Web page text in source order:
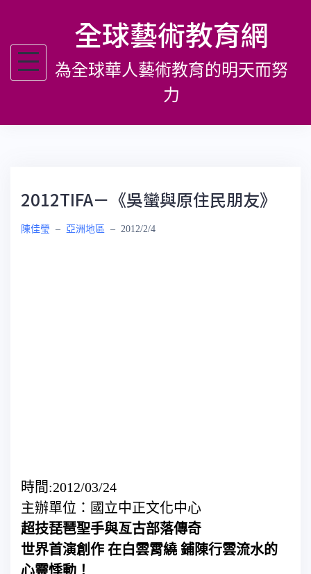
主
全球藝術教育網
為全球華人藝術教育的明天而努
力
2012TIFA－《吳蠻與原住民朋友》
陳佳瑩 – 亞洲地區 – 2012/2/4
時間:2012/03/24
主辦單位：國立中正文化中心
超技琵琶聖手與亙古部落傳奇
世界首演創作 在白雲霄繞 鋪陳行雲流水的
心靈悸動！